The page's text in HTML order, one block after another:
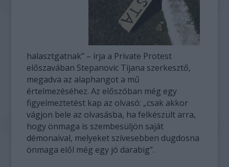
halasztgatnak” – írja a Private Protest
előszavában Stepanovic Tijana szerkesztő,
megadva az alaphangot a mű
értelmezéséhez. Az előszóban még egy
figyelmeztetést kap az olvasó: „csak akkor
vágjon bele az olvasásba, ha felkészült arra,
hogy önmaga is szembesüljön saját
démonaival, melyeket szívesebben dugdosna
önmaga elől még egy jó darabig”.